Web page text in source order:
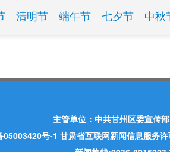
清明节 端午节 七夕节 中秋
主管单位：中共甘州区委宣传
05003420号-1 甘肃省互联网新闻信息服务